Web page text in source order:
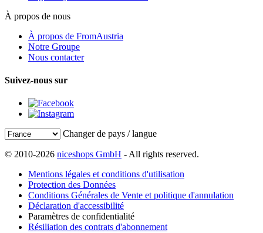
À propos de nous
À propos de FromAustria
Notre Groupe
Nous contacter
Suivez-nous sur
Changer de pays / langue
© 2010-2026 niceshops GmbH - All rights reserved.
Mentions légales et conditions d'utilisation
Protection des Données
Conditions Générales de Vente et politique d'annulation
Déclaration d'accessibilité
Paramètres de confidentialité
Résiliation des contrats d'abonnement